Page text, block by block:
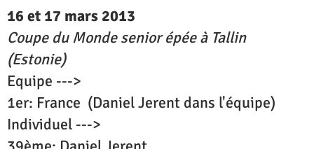
16 et 17 mars 2013
Coupe du Monde senior épée à Tallin
(Estonie)
Equipe --->
1er: France (Daniel Jerent dans l'équipe)
Individuel --->